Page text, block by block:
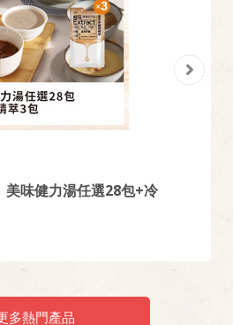
美味健力湯任選28包+冷
多熱門產品